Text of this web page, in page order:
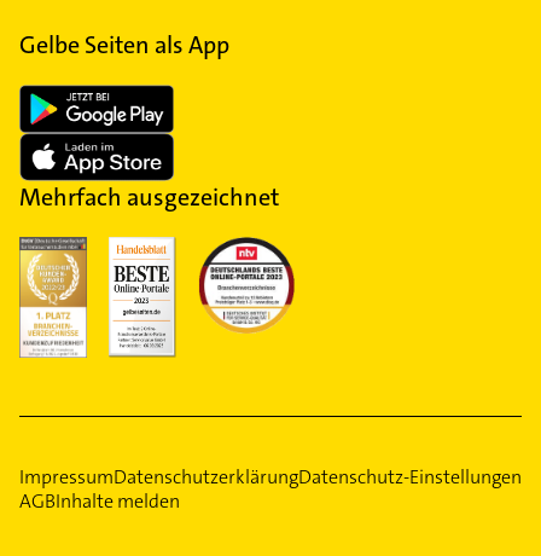
Gelbe Seiten als App
Mehrfach ausgezeichnet
ImpressumDatenschutzerklärungDatenschutz-Einstellungen
AGBInhalte melden